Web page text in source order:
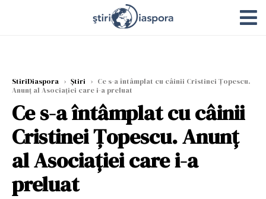
StiriDiaspora › Știri › Ce s-a întâmplat cu câinii Cristinei Țopescu.
Anunț al Asociației care i-a preluat
Ce s-a întâmplat cu câinii
Cristinei Țopescu. Anunț
al Asociației care i-a
preluat